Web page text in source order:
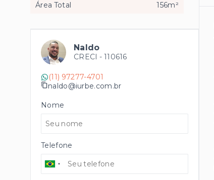
Área Total
156m²
Naldo
CRECI - 110616
(11) 97277-4701
naldo@iurbe.com.br
Nome
Telefone